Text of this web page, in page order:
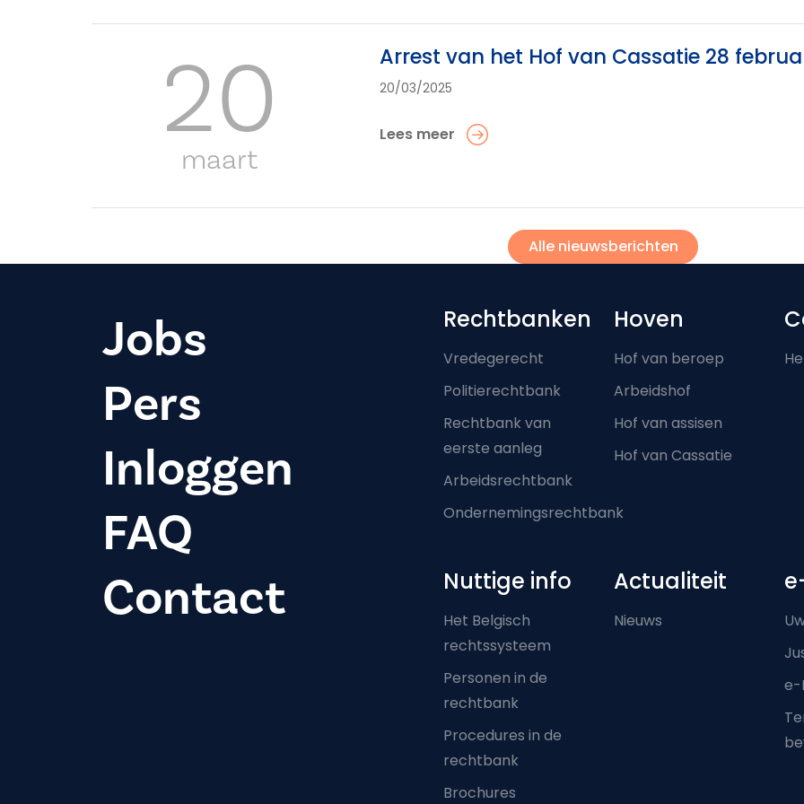
20
maart
Arrest van het Hof van Cassatie 28
20/03/2025
Lees meer
Alle nieuwsberichten
Jobs
Pers
Inloggen
FAQ
Contact
Footer-menu
Rechtbanken
Vredegerecht
Politierechtbank
Rechtbank van
eerste aanleg
Arbeidsrechtbank
Ondernemingsrechtbank
Hoven
Hof van beroep
Arbeidshof
Hof van assisen
Hof van Cassatie
Nuttige info
Het Belgisch
rechtssysteem
Personen in de
rechtbank
Procedures in de
rechtbank
Brochures
Actualiteit
Nieuws
e-